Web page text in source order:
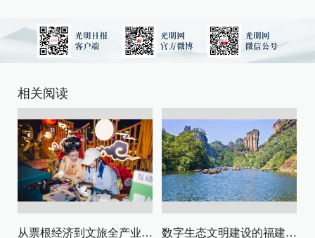
相关阅读
从票根经济到文旅全产业链升级 数字生态文明建设的福建路径与启示